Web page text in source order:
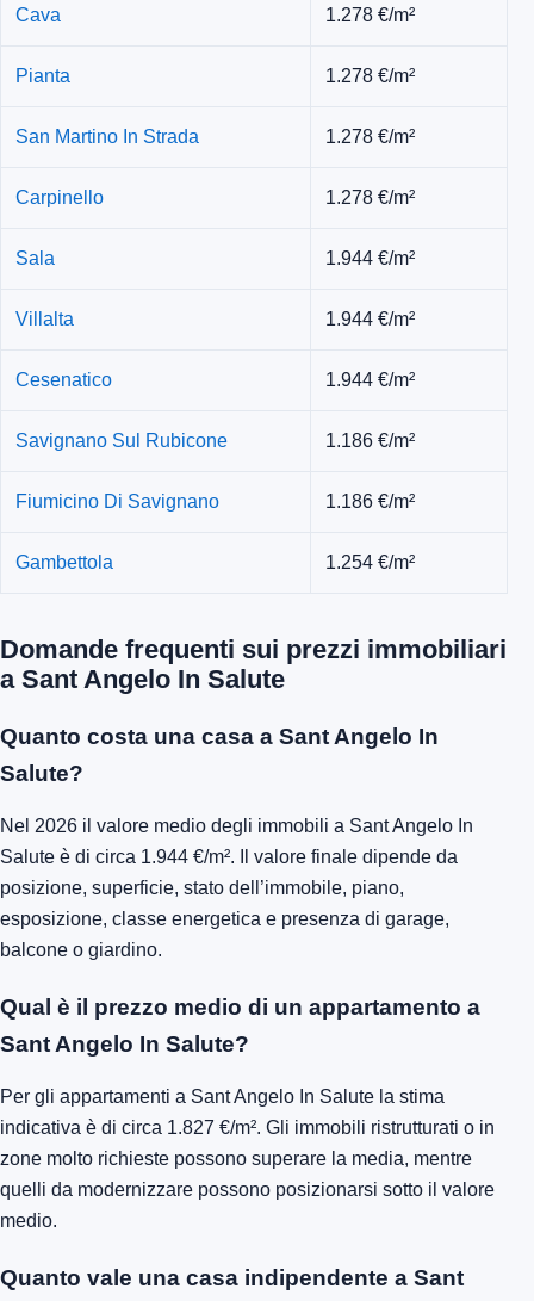
Cava 1.278 €/m²
Pianta 1.278 €/m²
San Martino In Strada 1.278 €/m²
Carpinello 1.278 €/m²
Sala 1.944 €/m²
Villalta 1.944 €/m²
Cesenatico 1.944 €/m²
Savignano Sul Rubicone 1.186 €/m²
Fiumicino Di Savignano 1.186 €/m²
Gambettola 1.254 €/m²
Domande frequenti sui prezzi immobiliari
a Sant Angelo In Salute
Quanto costa una casa a Sant Angelo In
Salute?
Nel 2026 il valore medio degli immobili a Sant Angelo In
Salute è di circa 1.944 €/m². Il valore finale dipende da
posizione, superficie, stato dell’immobile, piano,
esposizione, classe energetica e presenza di garage,
balcone o giardino.
Qual è il prezzo medio di un appartamento a
Sant Angelo In Salute?
Per gli appartamenti a Sant Angelo In Salute la stima
indicativa è di circa 1.827 €/m². Gli immobili ristrutturati o in
zone molto richieste possono superare la media, mentre
quelli da modernizzare possono posizionarsi sotto il valore
medio.
Quanto vale una casa indipendente a Sant